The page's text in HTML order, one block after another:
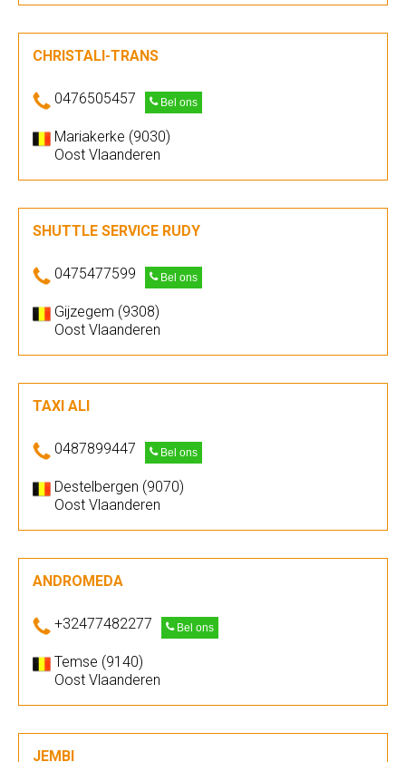
CHRISTALI-TRANS
0476505457 Bel ons
Mariakerke (9030)
Oost Vlaanderen
SHUTTLE SERVICE RUDY
0475477599 Bel ons
Gijzegem (9308)
Oost Vlaanderen
TAXI ALI
0487899447 Bel ons
Destelbergen (9070)
Oost Vlaanderen
ANDROMEDA
+32477482277 Bel ons
Temse (9140)
Oost Vlaanderen
JEMBI